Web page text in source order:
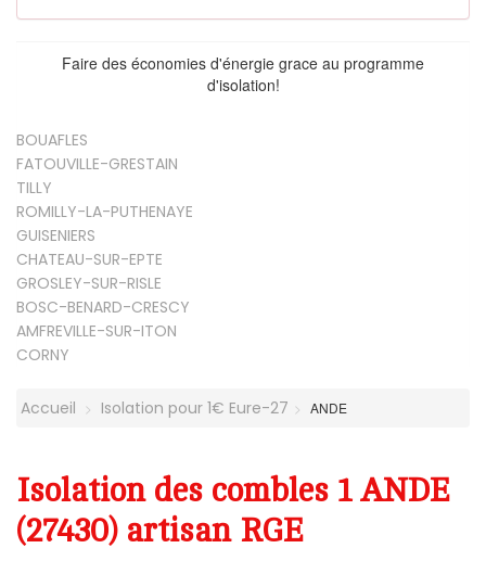
Faire des économies d'énergie grace au programme
d'isolation!
BOUAFLES
FATOUVILLE-GRESTAIN
TILLY
ROMILLY-LA-PUTHENAYE
GUISENIERS
CHATEAU-SUR-EPTE
GROSLEY-SUR-RISLE
BOSC-BENARD-CRESCY
AMFREVILLE-SUR-ITON
CORNY
Accueil Isolation pour 1€ Eure-27 ANDE
Isolation des combles 1 ANDE
(27430) artisan RGE